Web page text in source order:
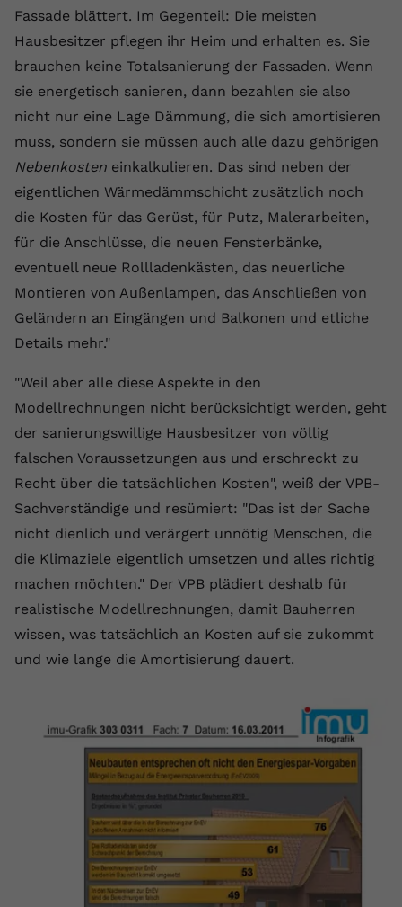
Fassade blättert. Im Gegenteil: Die meisten
Hausbesitzer pflegen ihr Heim und erhalten es. Sie
brauchen keine Totalsanierung der Fassaden. Wenn
sie energetisch sanieren, dann bezahlen sie also
nicht nur eine Lage Dämmung, die sich amortisieren
muss, sondern sie müssen auch alle dazu gehörigen
Nebenkosten einkalkulieren. Das sind neben der
eigentlichen Wärmedämmschicht zusätzlich noch
die Kosten für das Gerüst, für Putz, Malerarbeiten,
für die Anschlüsse, die neuen Fensterbänke,
eventuell neue Rollladenkästen, das neuerliche
Montieren von Außenlampen, das Anschließen von
Geländern an Eingängen und Balkonen und etliche
Details mehr."
"Weil aber alle diese Aspekte in den
Modellrechnungen nicht berücksichtigt werden, geht
der sanierungswillige Hausbesitzer von völlig
falschen Voraussetzungen aus und erschreckt zu
Recht über die tatsächlichen Kosten", weiß der VPB-
Sachverständige und resümiert: "Das ist der Sache
nicht dienlich und verärgert unnötig Menschen, die
die Klimaziele eigentlich umsetzen und alles richtig
machen möchten." Der VPB plädiert deshalb für
realistische Modellrechnungen, damit Bauherren
wissen, was tatsächlich an Kosten auf sie zukommt
und wie lange die Amortisierung dauert.